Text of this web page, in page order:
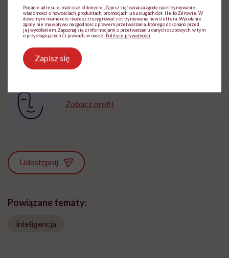
takim stopniu jak geniusze.
Zobacz profil
Udostępnij
Powiązane tematy:
inteligencja
Podanie adresu e-mail oraz kliknięcie „Zapisz się” oznacza zgodę na otrzymywanie
wiadomości o nowościach, produktach, promocjach lub usługach dot. Hello Zdrowie. W
dowolnym momencie możesz zrezygnować z otrzymywania newslettera. Wycofanie
zgody nie ma wpływu na zgodność z prawem przetwarzania, którego dokonano przed
jej wycofaniem. Zapoznaj się z informacjami o przetwarzaniu danych osobowych, w tym
o przysługujących Ci prawach, w naszej Polityce prywatności
Zapisz się